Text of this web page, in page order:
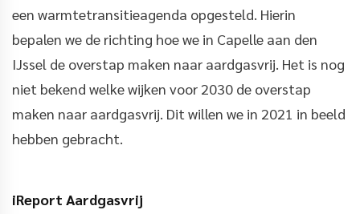
een warmtetransitieagenda opgesteld. Hierin
bepalen we de richting hoe we in Capelle aan den
IJssel de overstap maken naar aardgasvrij. Het is nog
niet bekend welke wijken voor 2030 de overstap
maken naar aardgasvrij. Dit willen we in 2021 in beeld
hebben gebracht.
iReport Aardgasvrij